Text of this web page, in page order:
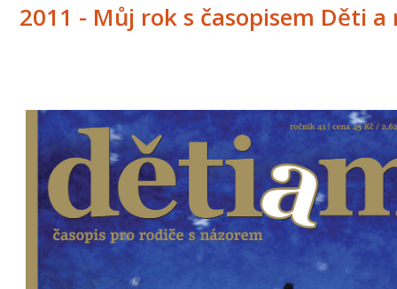
2011 - Můj rok s časopisem Děti a